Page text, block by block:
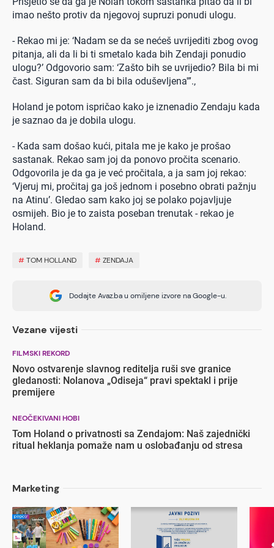
imao nešto protiv da njegovoj supruzi ponudi ulogu.
- Rekao mi je: ‘Nadam se da se nećeš uvrijediti zbog ovog
pitanja, ali da li bi ti smetalo kada bih Zendaji ponudio
ulogu?’ Odgovorio sam: ‘Zašto bih se uvrijedio? Bila bi mi
čast. Siguran sam da bi bila oduševljena'”.,
Holand je potom ispričao kako je iznenadio Zendaju kada
je saznao da je dobila ulogu.
- Kada sam došao kući, pitala me je kako je prošao
sastanak. Rekao sam joj da ponovo pročita scenario.
Odgovorila je da ga je već pročitala, a ja sam joj rekao:
‘Vjeruj mi, pročitaj ga još jednom i posebno obrati pažnju
na Atinu’. Gledao sam kako joj se polako pojavljuje
osmijeh. Bio je to zaista poseban trenutak - rekao je
Holand.
#TOM HOLLAND #ZENDAJA
Dodajte Avaz.ba u omiljene izvore na Google-u.
Vezane vijesti
FILMSKI REKORD
Novo ostvarenje slavnog reditelja ruši sve granice
gledanosti: Nolanova „Odiseja“ pravi spektakl i prije
premijere
NEOČEKIVANI HOBI
Tom Holand o privatnosti sa Zendajom: Naš zajednički
ritual heklanja pomaže nam u oslobađanju od stresa
Marketing